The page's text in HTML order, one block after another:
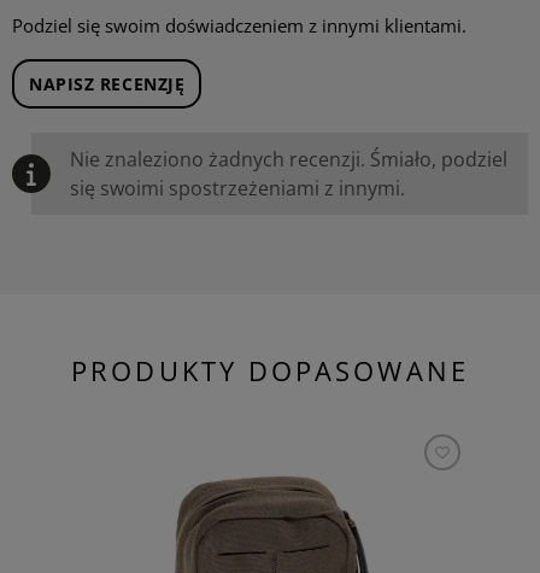
Podziel się swoim doświadczeniem z innymi klientami.
NAPISZ RECENZJĘ
Nie znaleziono żadnych recenzji. Śmiało, podziel
się swoimi spostrzeżeniami z innymi.
PRODUKTY DOPASOWANE